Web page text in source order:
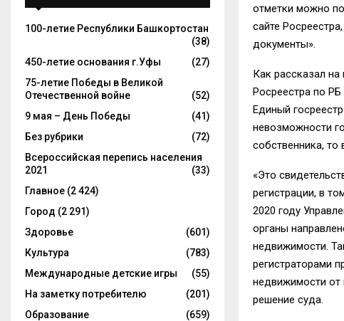
отметки можно
сайте
документы».
Как рассказал
Росреестра по
Единый
невозможности
собственника, то
«Это
регистрации, в
2020 году
органы
недвижимости.
регистраторами
недвижимости от
решение суда.
100-летие Республики Башкортостан
(38)
450-летие основания г.Уфы
(27)
75-летие Победы в Великой
Отечественной войне
(52)
9 мая – День Победы
(41)
Без рубрики
(72)
Всероссийская перепись населения
2021
(33)
Главное (2 424)
Город (2 291)
Здоровье
(601)
Культура
(783)
Международные детские игры
(55)
На заметку потребителю
(201)
Образование
(659)